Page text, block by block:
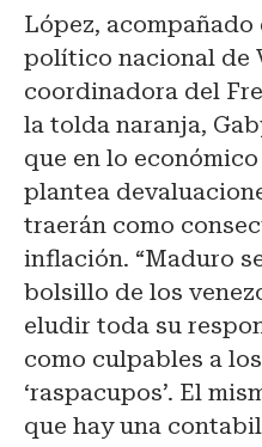
López,
político nacional de
coordinadora del
la tolda naranja,
que en lo
plantea
traerán como
inflación. “Maduro
bolsillo de los
eludir toda su
como culpables a
‘raspacupos’. El
que hay una